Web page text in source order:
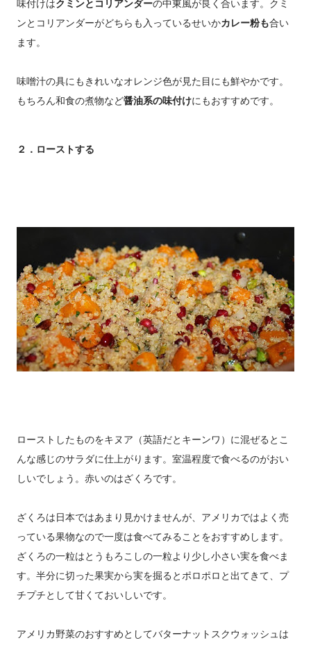
味付けはクミンとコリアンダーの中東風が良く合います。クミ
ンとコリアンダーがどちらも入っているせいかカレー粉も合い
ます。
味噌汁の具にもきれいなオレンジ色が見た目にも鮮やかです。
もちろん和食の煮物など醤油系の味付けにもおすすめです。
２．ローストする
ローストしたものをキヌア（英語だとキーンワ）に混ぜるとこ
んな感じのサラダに仕上がります。室温程度で食べるのがおい
しいでしょう。赤いのはざくろです。
ざくろは日本ではあまり見かけませんが、アメリカではよく売
っている果物なので一度は食べてみることをおすすめします。
ざくろの一粒はとうもろこしの一粒より少し小さい実を食べま
す。半分に切った果実から実を掘るとポロポロと出てきて、プ
チプチとして甘くておいしいです。
アメリカ野菜のおすすめとしてバターナットスクウォッシュは